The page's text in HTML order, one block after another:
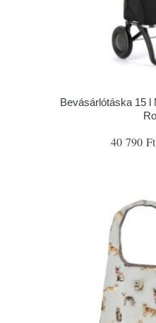
Bevásárlótáska 15 l
40 790 Ft